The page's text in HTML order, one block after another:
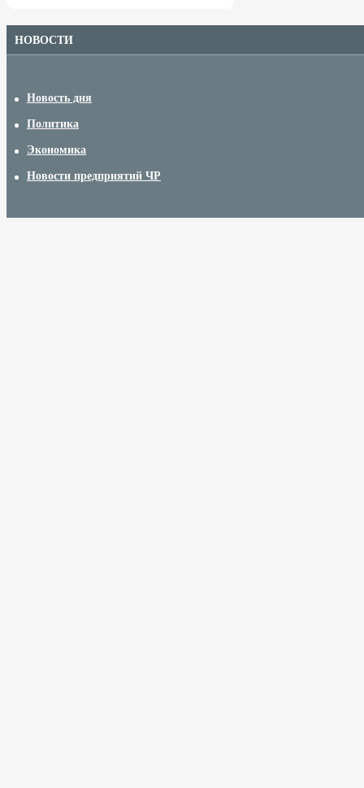
НОВОСТИ
Новость дня
Политика
Экономика
Новости предприятий ЧР